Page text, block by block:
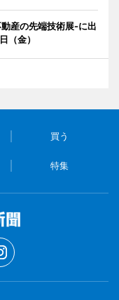
産の先端技術展-に出
（金）
買う
特集